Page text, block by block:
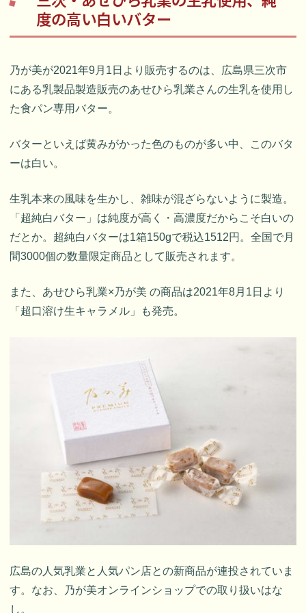
度の高い白いバター
乃が美が2021年9月1日より販売するのは、広島県三次市
にある乳製品製造販売のあせひら乳業さんの生乳を使用し
た食パン専用バター。
バターといえば黄みがかった色のものが多い中、このバタ
ーは白い。
生乳本来の風味を生かし、雑味が混ざらないように製造。
「超純白バター」は純度が高く・高濃度だからこそ白いの
だとか。超純白バターは1箱150gで税込1512円。全国で月
間3000個の数量限定商品として販売されます。
また、あせひら乳業×乃が美 の商品は2021年8月1日より
「超口溶け生キャラメル」も発売。
広島の人気乳業と人気パン店との新商品が連投されていま
す。なお、乃が美オンラインショップでの取り扱いはな
し。